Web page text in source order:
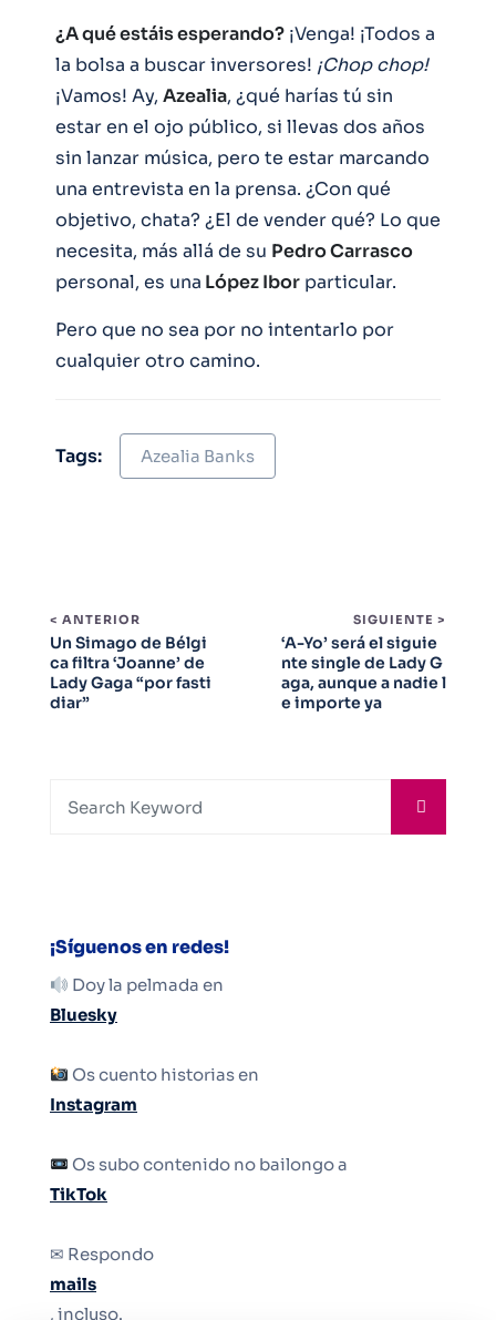
¿A qué estáis esperando? ¡Venga! ¡Todos a
la bolsa a buscar inversores! ¡Chop chop!
¡Vamos! Ay, Azealia, ¿qué harías tú sin
estar en el ojo público, si llevas dos años
sin lanzar música, pero te estar marcando
una entrevista en la prensa. ¿Con qué
objetivo, chata? ¿El de vender qué? Lo que
necesita, más allá de su Pedro Carrasco
personal, es una López Ibor particular.
Pero que no sea por no intentarlo por
cualquier otro camino.
Tags: Azealia Banks
< ANTERIOR
Un Simago de Bélgi
ca filtra ‘Joanne’ de
Lady Gaga “por fasti
diar”
SIGUIENTE >
‘A-Yo’ será el siguie
nte single de Lady G
aga, aunque a nadie l
e importe ya
¡Síguenos en redes!
Doy la pelmada en
Bluesky
Os cuento historias en
Instagram
Os subo contenido no bailongo a
TikTok
✉ Respondo
mails
, incluso.